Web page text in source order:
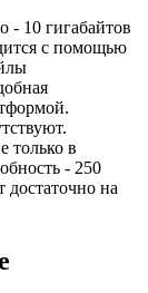
- 10 гигабайтов
с помощью
только в
- 250
достаточно на